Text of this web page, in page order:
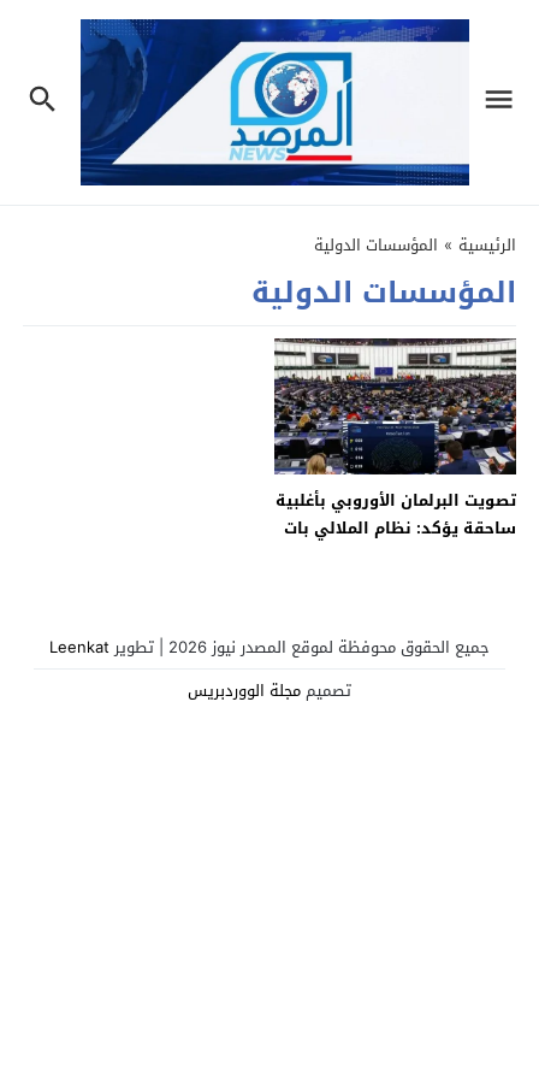
الرئيسية » المؤسسات الدولية
المؤسسات الدولية
تصويت البرلمان الأوروبي بأغلبية
ساحقة يؤكد: نظام الملالي بات
جميع الحقوق محوفظة لموقع المصدر نيوز 2026 | تطوير
Leenkat
تصميممجلة الووردبريس